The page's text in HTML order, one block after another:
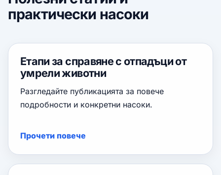
практически насоки
Етапи за справяне с отпадъци от
умрели животни
Разгледайте публикацията за повече
подробности и конкретни насоки.
Прочети повече